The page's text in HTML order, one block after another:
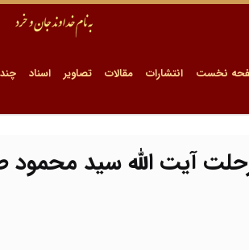
نخست انتشارات مقالات تصاویر اسناد
آیت الله سید محمود